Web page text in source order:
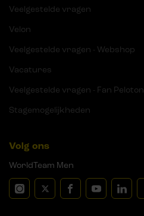
Veelgestelde vragen
Velon
Veelgestelde vragen - Webshop
Vacatures
Veelgestelde vragen - Fan Peloton
Stagemogelijkheden
Volg ons
WorldTeam Men